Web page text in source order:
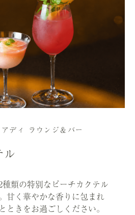
アディ ラウンジ＆バー
ル
類の特別なピーチカクテル
甘く華やかな香りに包まれ
ときをお過ごしください。